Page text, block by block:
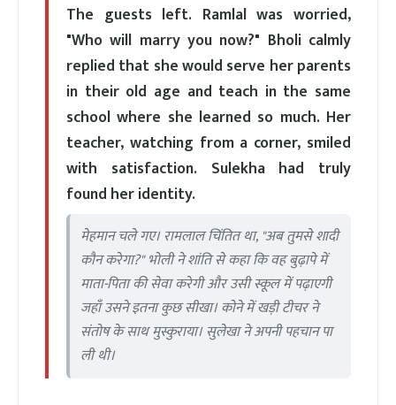
The guests left. Ramlal was worried,
"Who will marry you now?" Bholi calmly
replied that she would serve her parents
in their old age and teach in the same
school where she learned so much. Her
teacher, watching from a corner, smiled
with satisfaction. Sulekha had truly
found her identity.
मेहमान चले गए। रामलाल चिंतित था, "अब तुमसे शादी
कौन करेगा?" भोली ने शांति से कहा कि वह बुढ़ापे में
माता-पिता की सेवा करेगी और उसी स्कूल में पढ़ाएगी
जहाँ उसने इतना कुछ सीखा। कोने में खड़ी टीचर ने
संतोष के साथ मुस्कुराया। सुलेखा ने अपनी पहचान पा
ली थी।